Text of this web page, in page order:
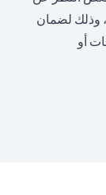
وذلك لضمان
أو